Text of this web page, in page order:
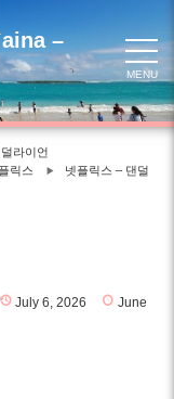
–
MENU
라이언
릭스
넷플릭스 – 댄덜
July 6, 2026
June